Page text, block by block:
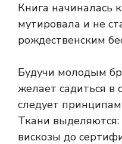
Книга начиналась
мутировала и не
рождественским
Будучи молодым
желает садиться в
следует
Ткани выделяются:
вискозы до